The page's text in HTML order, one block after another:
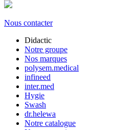
Nous contacter
Didactic
Notre groupe
Nos marques
polysem.medical
infineed
inter.med
Hygie
Swash
dr.helewa
Notre catalogue